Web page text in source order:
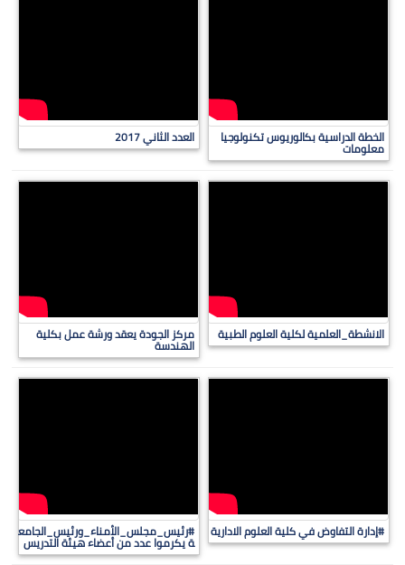
الخطة الدراسية بكالوريوس تكنولوجيا
معلومات
العدد الثاني 2017
الانشطة_العلمية لكلية العلوم الطبية مركز الجودة يعقد ورشة عمل بكلية
الهندسة
#إدارة التفاوض في كلية العلوم الادارية #رئيس_مجلس_الأمناء_ورئيس_الجامع
ة يكرموا عدد من أعضاء هيئة التدريس